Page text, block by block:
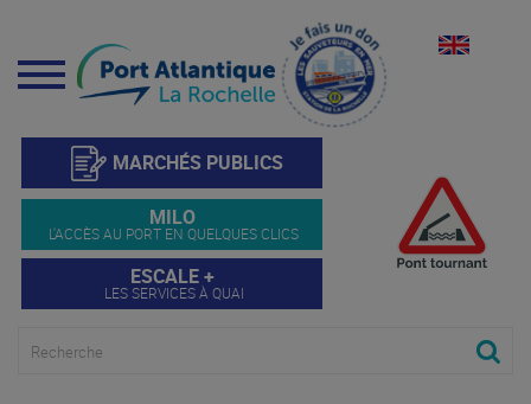
Menu
MARCHÉS PUBLICS
MILO
L'ACCÈS AU PORT EN QUELQUES CLICS
ESCALE +
LES SERVICES À QUAI